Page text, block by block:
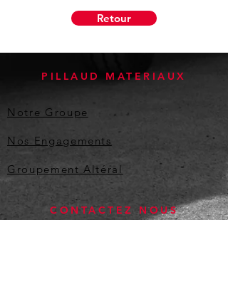
Retour
PILLAUD MATERIAUX
Notre Groupe
Nos Engagements
Groupement Altéral
CONTACTEZ NOUS